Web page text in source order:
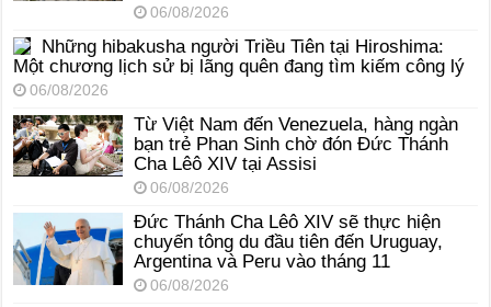
06/08/2026
Những hibakusha người Triều Tiên tại Hiroshima:
Một chương lịch sử bị lãng quên đang tìm kiếm công lý
06/08/2026
Từ Việt Nam đến Venezuela, hàng ngàn
bạn trẻ Phan Sinh chờ đón Đức Thánh
Cha Lêô XIV tại Assisi
06/08/2026
Đức Thánh Cha Lêô XIV sẽ thực hiện
chuyến tông du đầu tiên đến Uruguay,
Argentina và Peru vào tháng 11
06/08/2026